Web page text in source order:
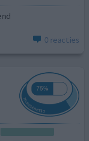
0 reacties